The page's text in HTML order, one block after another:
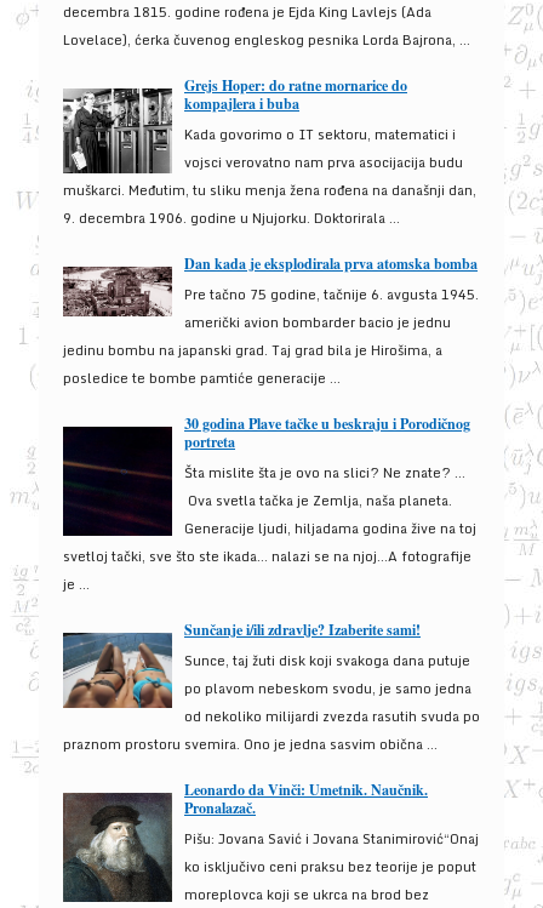
decembra 1815. godine rođena je Ejda King Lavlejs (Ada
Lovelace), ćerka čuvenog engleskog pesnika Lorda Bajrona, ...
Grejs Hoper: do ratne mornarice do
kompajlera i buba
Kada govorimo o IT sektoru, matematici i
vojsci verovatno nam prva asocijacija budu
muškarci. Međutim, tu sliku menja žena rođena na današnji dan,
9. decembra 1906. godine u Njujorku. Doktorirala ...
Dan kada je eksplodirala prva atomska bomba
Pre tačno 75 godine, tačnije 6. avgusta 1945.
američki avion bombarder bacio je jednu
jedinu bombu na japanski grad. Taj grad bila je Hirošima, a
posledice te bombe pamtiće generacije ...
30 godina Plave tačke u beskraju i Porodičnog
portreta
Šta mislite šta je ovo na slici? Ne znate? …
Ova svetla tačka je Zemlja, naša planeta.
Generacije ljudi, hiljadama godina žive na toj
svetloj tački, sve što ste ikada… nalazi se na njoj…A fotografije
je ...
Sunčanje i/ili zdravlje? Izaberite sami!
Sunce, taj žuti disk koji svakoga dana putuje
po plavom nebeskom svodu, je samo jedna
od nekoliko milijardi zvezda rasutih svuda po
praznom prostoru svemira. Ono je jedna sasvim obična ...
Leonardo da Vinči: Umetnik. Naučnik.
Pronalazač.
Pišu: Jovana Savić i Jovana Stanimirović“Onaj
ko isključivo ceni praksu bez teorije je poput
moreplovca koji se ukrca na brod bez